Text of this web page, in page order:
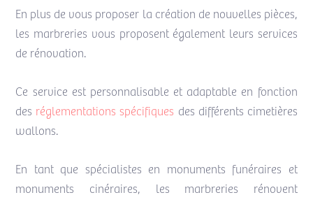
En plus de vous proposer la création de nouvelles pièces,
les marbreries vous proposent également leurs services
de rénovation.
Ce service est personnalisable et adaptable en fonction
des réglementations spécifiques des différents cimetières
wallons.
En tant que spécialistes en monuments funéraires et
monuments cinéraires, les marbreries rénovent